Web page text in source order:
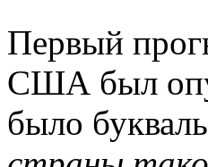
Первый
США был
было